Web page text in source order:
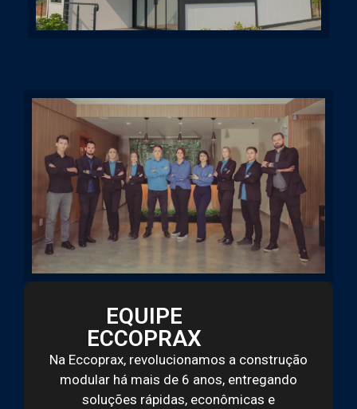
EQUIPE
ECCOPRAX
Na Eccoprax, revolucionamos a construção
modular há mais de 6 anos, entregando
soluções rápidas, econômicas e